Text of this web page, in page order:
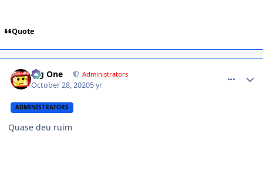
Quote
Big One Administrators
October 28, 20205 yr
ADMINISTRATORS
Quase deu ruim